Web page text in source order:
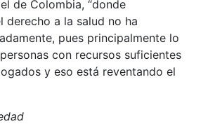
de Colombia, “donde
derecho a la salud no ha
pues principalmente lo
con recursos suficientes
y eso está reventando el